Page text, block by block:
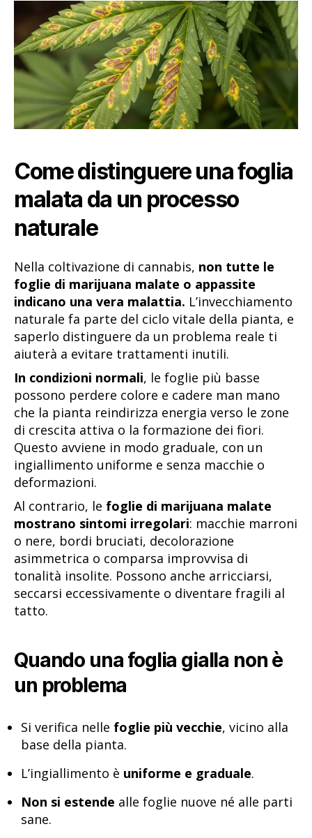
Come distinguere una foglia
malata da un processo
naturale
Nella coltivazione di cannabis, non tutte le
foglie di marijuana malate o appassite
indicano una vera malattia. L’invecchiamento
naturale fa parte del ciclo vitale della pianta, e
saperlo distinguere da un problema reale ti
aiuterà a evitare trattamenti inutili.
In condizioni normali, le foglie più basse
possono perdere colore e cadere man mano
che la pianta reindirizza energia verso le zone
di crescita attiva o la formazione dei fiori.
Questo avviene in modo graduale, con un
ingiallimento uniforme e senza macchie o
deformazioni.
Al contrario, le foglie di marijuana malate
mostrano sintomi irregolari: macchie marroni
o nere, bordi bruciati, decolorazione
asimmetrica o comparsa improvvisa di
tonalità insolite. Possono anche arricciarsi,
seccarsi eccessivamente o diventare fragili al
tatto.
Quando una foglia gialla non è
un problema
Si verifica nelle foglie più vecchie, vicino alla
base della pianta.
L’ingiallimento è uniforme e graduale.
Non si estende alle foglie nuove né alle parti
sane.